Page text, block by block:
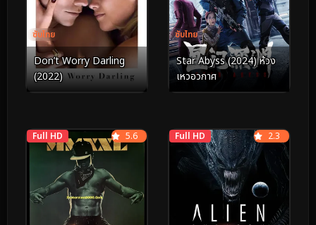
ซับไทย
Don’t Worry Darling
(2022)
ซับไทย
Star Abyss (2024) ห้วง
เหวอวกาศ
Full HD 5.6 Full HD 2.3